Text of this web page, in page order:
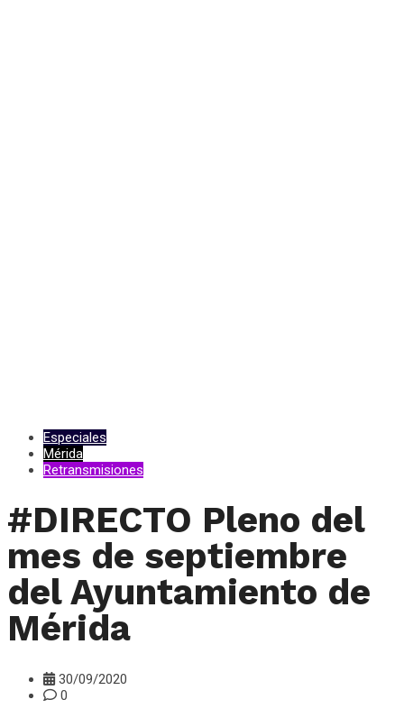
Especiales
Mérida
Retransmisiones
#DIRECTO Pleno del
mes de septiembre
del Ayuntamiento de
Mérida
30/09/2020
0